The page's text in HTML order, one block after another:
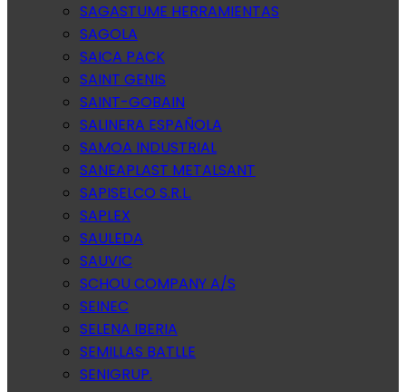
SAGASTUME HERRAMIENTAS
SAGOLA
SAICA PACK
SAINT GENIS
SAINT-GOBAIN
SALINERA ESPAÑOLA
SAMOA INDUSTRIAL
SANEAPLAST METALSANT
SAPISELCO S.R.L.
SAPLEX
SAULEDA
SAUVIC
SCHOU COMPANY A/S
SEINEC
SELENA IBERIA
SEMILLAS BATLLE
SENIGRUP.